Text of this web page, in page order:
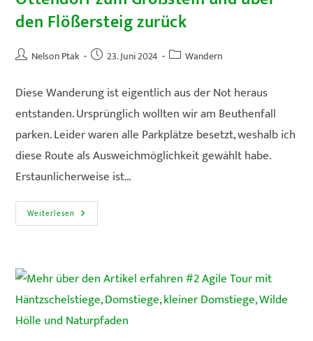
den Flößersteig zurück
Beitrags-
Nelson Ptak
Beitrag23. Juni 2024
Beitrags-
Wandern
Diese Wanderung ist eigentlich aus der Not heraus
entstanden. Ursprünglich wollten wir am Beuthenfall
parken. Leider waren alle Parkplätze besetzt, weshalb ich
diese Route als Ausweichmöglichkeit gewählt habe.
Erstaunlicherweise ist…
Weiterlesen #3
Fern
Ottendorf
Zum
Und
Über
Den
Flößersteig